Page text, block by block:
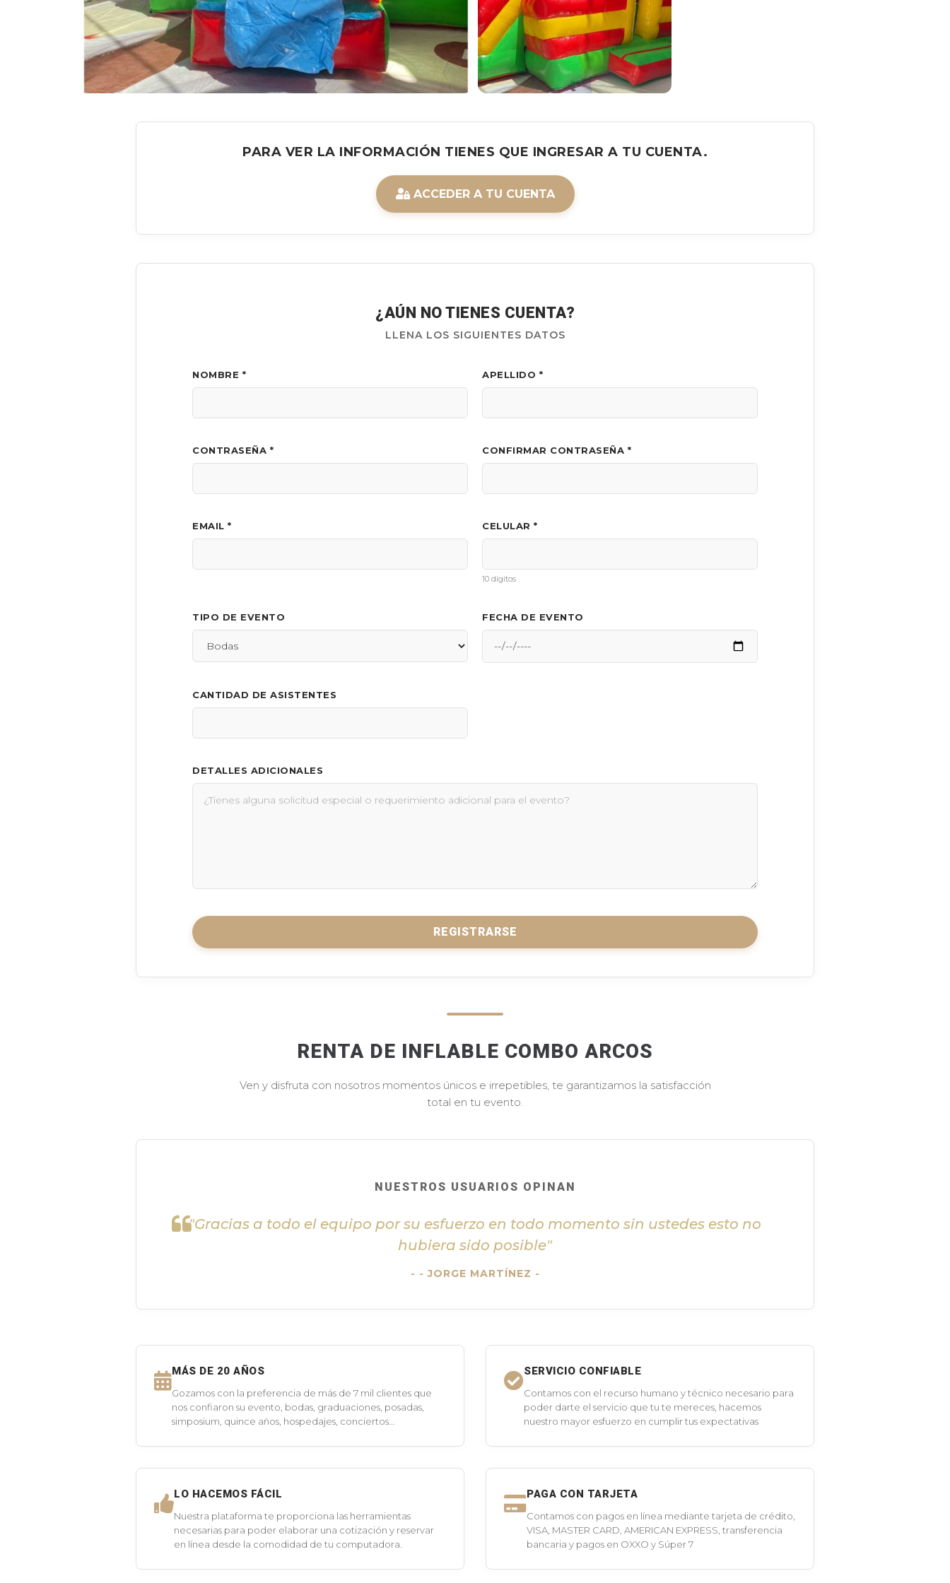
PARA VER LA INFORMACIÓN TIENES QUE INGRESAR A TU CUENTA.
ACCEDER A TU CUENTA
¿AÚN NO TIENES CUENTA?
LLENA LOS SIGUIENTES DATOS
NOMBRE * APELLIDO *
CONTRASEÑA * CONFIRMAR CONTRASEÑA *
EMAIL * CELULAR *
10 dígitos
TIPO DE EVENTO FECHA DE EVENTO
CANTIDAD DE ASISTENTES
DETALLES ADICIONALES
REGISTRARSE
RENTA DE INFLABLE COMBO ARCOS
Ven y disfruta con nosotros momentos únicos e irrepetibles, te garantizamos la satisfacción
total en tu evento.
NUESTROS USUARIOS OPINAN
"Gracias a todo el equipo por su esfuerzo en todo momento sin ustedes esto no
hubiera sido posible"
- JORGE MARTÍNEZ -
MÁS DE 20 AÑOS
Gozamos con la preferencia de más de 7 mil clientes que
nos confiaron su evento, bodas, graduaciones, posadas,
simposium, quince años, hospedajes, conciertos...
SERVICIO CONFIABLE
Contamos con el recurso humano y técnico necesario para
poder darte el servicio que tu te mereces, hacemos
nuestro mayor esfuerzo en cumplir tus expectativas
LO HACEMOS FÁCIL
Nuestra plataforma te proporciona las herramientas
necesarias para poder elaborar una cotización y reservar
en línea desde la comodidad de tu computadora.
PAGA CON TARJETA
Contamos con pagos en línea mediante tarjeta de crédito,
VISA, MASTER CARD, AMERICAN EXPRESS, transferencia
bancaria y pagos en OXXO y Súper 7